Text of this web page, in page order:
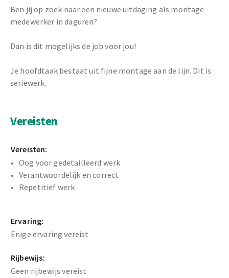
Ben jij op zoek naar een nieuwe uitdaging als montage
medewerker in daguren?
Dan is dit mogelijks de job voor jou!
Je hoofdtaak bestaat uit fijne montage aan de lijn. Dit is
seriewerk.
Vereisten
Vereisten:
Oog voor gedetailleerd werk
Verantwoordelijk en correct
Repetitief werk
Ervaring:
Enige ervaring vereist
Rijbewijs:
Geen rijbewijs vereist